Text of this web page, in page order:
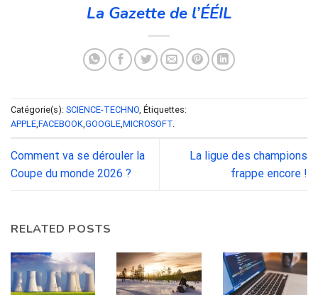
La Gazette de l’ÉÉIL
Catégorie(s): SCIENCE-TECHNO, Étiquettes:
APPLE,FACEBOOK,GOOGLE,MICROSOFT.
Comment va se dérouler la
Coupe du monde 2026 ?
La ligue des champions
frappe encore !
RELATED POSTS